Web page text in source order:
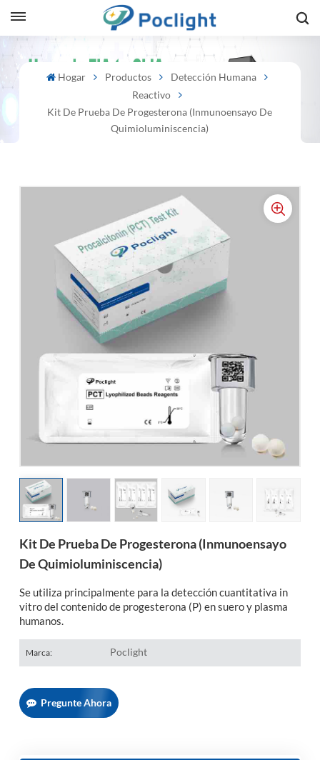
Hogar Productos
Detección Humana
Reactivo
Kit De Prueba De Progesterona (inmunoensayo De
Quimioluminiscencia)
Kit De Prueba De Progesterona (inmunoensayo
De Quimioluminiscencia)
Se utiliza principalmente para la detección cuantitativa in
vitro del contenido de progesterona (P) en suero y plasma
humanos.
Marca: Poclight
Pregunte Ahora